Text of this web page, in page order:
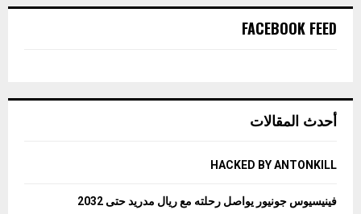
FACEBOOK FEED
أحدث المقالات
HACKED BY ANTONKILL
فينيسيوس جونيور يواصل رحلته مع ريال مدريد حتى 2032